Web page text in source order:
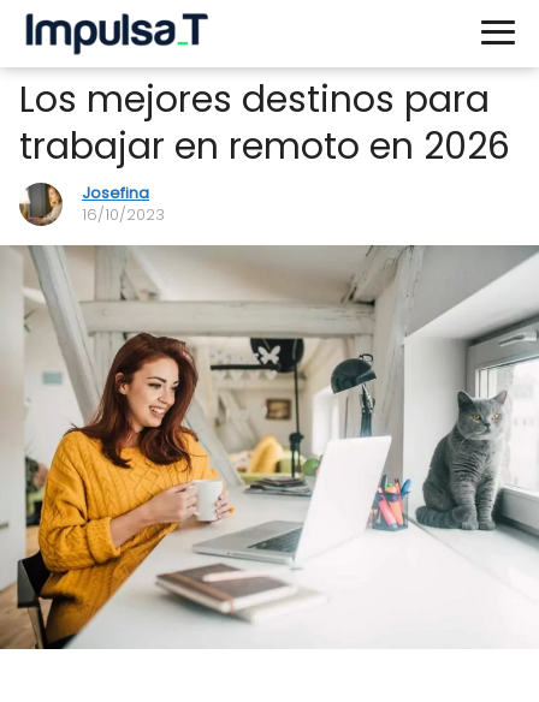
Los mejores destinos para
trabajar en remoto en 2026
Josefina
16/10/2023